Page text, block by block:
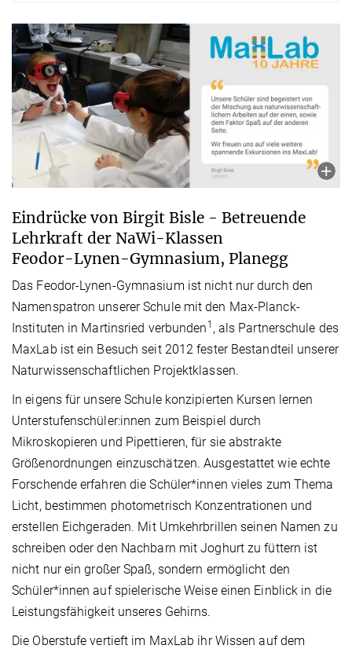
Eindrücke von Birgit Bisle - Betreuende
Lehrkraft der NaWi-Klassen
Feodor-Lynen-Gymnasium, Planegg
Das Feodor-Lynen-Gymnasium ist nicht nur durch den
Namenspatron unserer Schule mit den Max-Planck-
Instituten in Martinsried verbunden 1 , als Partnerschule des
MaxLab ist ein Besuch seit 2012 fester Bestandteil unserer
Naturwissenschaftlichen Projektklassen.
In eigens für unsere Schule konzipierten Kursen lernen
Unterstufenschüler:innen zum Beispiel durch
Mikroskopieren und Pipettieren, für sie abstrakte
Größenordnungen einzuschätzen. Ausgestattet wie echte
Forschende erfahren die Schüler*innen vieles zum Thema
Licht, bestimmen photometrisch Konzentrationen und
erstellen Eichgeraden. Mit Umkehrbrillen seinen Namen zu
schreiben oder den Nachbarn mit Joghurt zu füttern ist
nicht nur ein großer Spaß, sondern ermöglicht den
Schüler*innen auf spielerische Weise einen Einblick in die
Leistungsfähigkeit unseres Gehirns.
Die Oberstufe vertieft im MaxLab ihr Wissen auf dem